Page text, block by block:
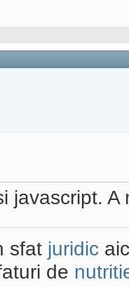
javascript.
sfat juridic
de